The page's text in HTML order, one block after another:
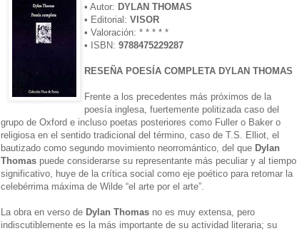
• Autor: DYLAN THOMAS
• Editorial: VISOR
• Valoración: * * * * *
• ISBN: 9788475229287
RESEÑA POESÍA COMPLETA DYLAN THOMAS
Frente a los precedentes más próximos de la
poesía inglesa, fuertemente politizada caso del
grupo de Oxford e incluso poetas posteriores como Fuller o Baker o
religiosa en el sentido tradicional del término, caso de T.S. Elliot, el
bautizado como segundo movimiento neorromántico, del que Dylan
Thomas puede considerarse su representante más peculiar y al tiempo
significativo, huye de la crítica social como eje poético para retomar la
celebérrima máxima de Wilde “el arte por el arte”.
La obra en verso de Dylan Thomas no es muy extensa, pero
indiscutiblemente es la más importante de su actividad literaria; su